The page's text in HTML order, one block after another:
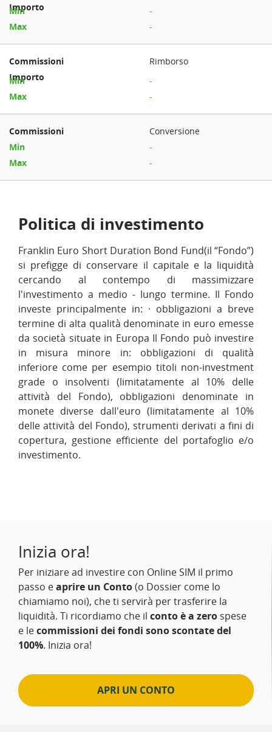
-
-
Rimborso
-
-
Conversione
-
-
Politica di investimento
Franklin Euro Short Duration Bond Fund(il “Fondo”)
si prefigge di conservare il capitale e la liquidità
cercando al contempo di massimizzare
l'investimento a medio - lungo termine. Il Fondo
investe principalmente in: · obbligazioni a breve
termine di alta qualità denominate in euro emesse
da società situate in Europa Il Fondo può investire
in misura minore in: obbligazioni di qualità
inferiore come per esempio titoli non-investment
grade o insolventi (limitatamente al 10% delle
attività del Fondo), obbligazioni denominate in
monete diverse dall'euro (limitatamente al 10%
delle attività del Fondo), strumenti derivati a fini di
copertura, gestione efficiente del portafoglio e/o
investimento.
Inizia ora!
Per iniziare ad investire con Online SIM il primo
passo eaprire un Conto(o Dossier come lo
chiamiamo noi), che ti servirà per trasferire la
liquidità. Ti ricordiamo che il conto è a zero spese
e lecommissioni dei fondi sono scontate del
100%. Inizia ora!
APRI UN CONTO